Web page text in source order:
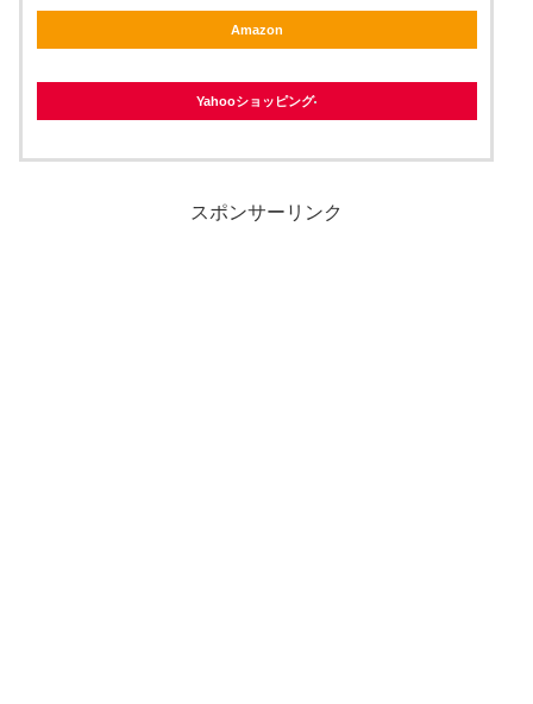
Amazon
Yahooショッピング
スポンサーリンク